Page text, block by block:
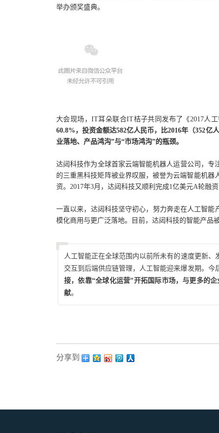
举办颁奖盛典。
大会现场，IT耳朵联合IT桔子共同发布了《2017人
60.8%，投资金额达582亿人民币，比2016年（352亿
业落地、产品鸿沟”与“市场鸿沟”的瓶颈。
达闼科技作为全球首家云端智能机器人运营公司，
的三重黑科技矩阵被业界叹服，被誉为云端智能机器
资。2017年3月，达闼科技又顺利完成1亿美元A轮融
一直以来，达闼科技坚守初心，努力奔走在人工智
模化商用与更广泛落地。目前，达闼科技的智能产品
人工智能正在全球范围内以前所未有的速度更新
交互到后端供应链管理，人工智能迎来爆发期。今
接，依靠“全球化运营”开拓国际市场，与更多的
献。
分享到：